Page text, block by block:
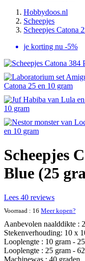
Hobbydoos.nl
Scheepjes
Scheepjes Catona
je korting nu -5%
Scheepjes
Blue (25
Lees 40 reviews
Voorraad : 16 Meer kopen?
Aanbevolen naalddikte :
Stekenverhouding: 10 x
Looplengte : 10 gram -
Looplengte : 25 gram -
Machinewas : 40 graden